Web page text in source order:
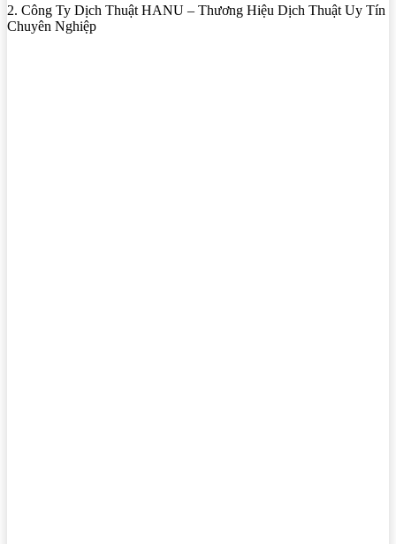
2. Công Ty Dịch Thuật HANU – Thương Hiệu Dịch Thuật Uy Tín
Chuyên Nghiệp